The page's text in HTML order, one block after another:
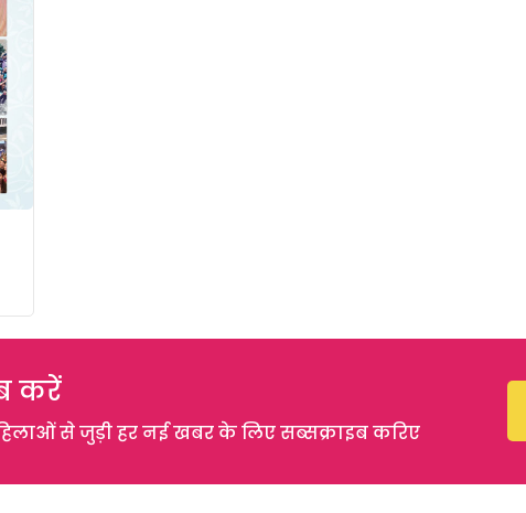
करें
से जुड़ी हर नई खबर के लिए सब्सक्राइब करिए